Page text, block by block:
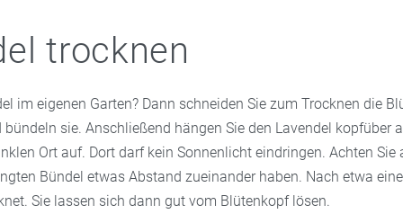
trocknen
im eigenen Garten? Dann schneiden Sie zum Trocknen die
sie. Anschließend hängen Sie den Lavendel kopfüber
Ort auf. Dort darf kein Sonnenlicht eindringen. Achten Sie
Bündel etwas Abstand zueinander haben. Nach etwa
Sie lassen sich dann gut vom Blütenkopf lösen.